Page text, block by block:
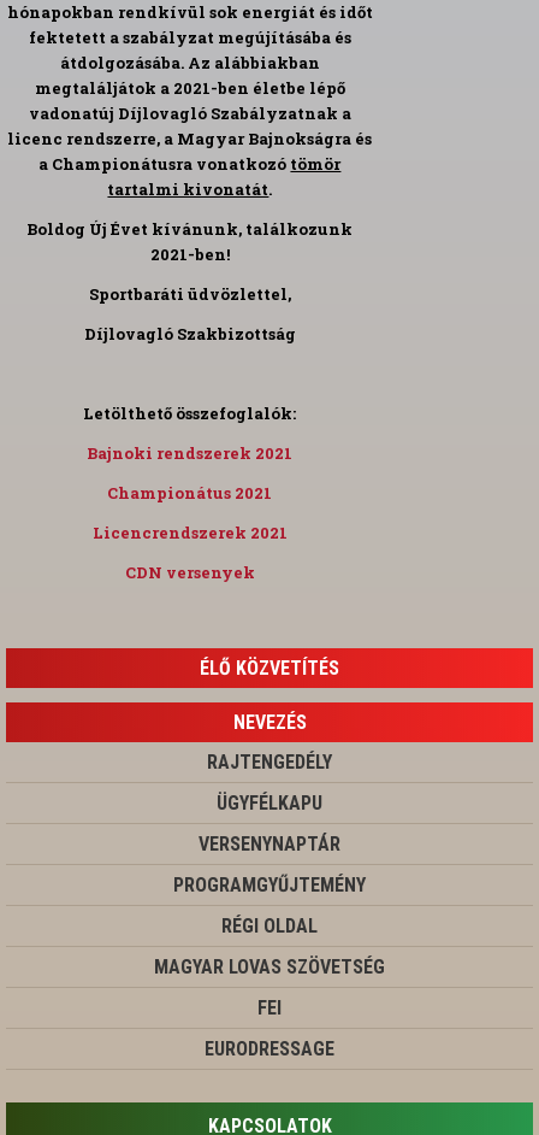
hónapokban rendkívül sok energiát és időt
fektetett a szabályzat megújításába és
átdolgozásába. Az alábbiakban
megtaláljátok a 2021-ben életbe lépő
vadonatúj Díjlovagló Szabályzatnak a
licenc rendszerre, a Magyar Bajnokságra és
a Championátusra vonatkozó tömör
tartalmi kivonatát.
Boldog Új Évet kívánunk, találkozunk
2021-ben!
Sportbaráti üdvözlettel,
Díjlovagló Szakbizottság
Letölthető összefoglalók:
Bajnoki rendszerek 2021
Championátus 2021
Licencrendszerek 2021
CDN versenyek
ÉLŐ KÖZVETÍTÉS
NEVEZÉS
RAJTENGEDÉLY
ÜGYFÉLKAPU
VERSENYNAPTÁR
PROGRAMGYŰJTEMÉNY
RÉGI OLDAL
MAGYAR LOVAS SZÖVETSÉG
FEI
EURODRESSAGE
KAPCSOLATOK